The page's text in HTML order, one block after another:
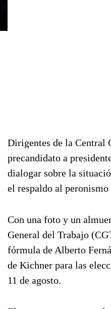
Dirigentes de la Central
precandidato a
dialogar sobre la
el respaldo al
Con una foto y un
General del Trabajo
fórmula de Alberto
de Kichner para las
11 de agosto.